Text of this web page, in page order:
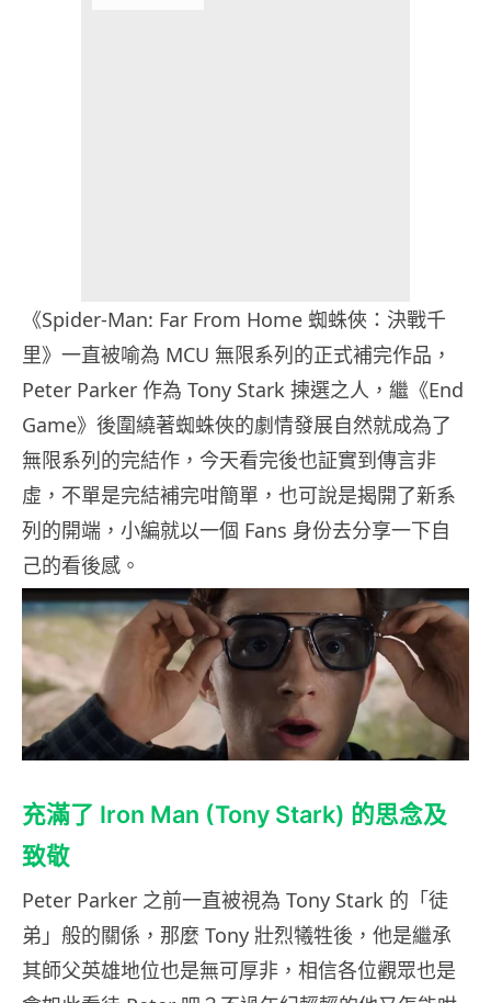
《Spider-Man: Far From Home 蜘蛛俠：決戰千
里》一直被喻為 MCU 無限系列的正式補完作品，
Peter Parker 作為 Tony Stark 揀選之人，繼《End
Game》後圍繞著蜘蛛俠的劇情發展自然就成為了
無限系列的完結作，今天看完後也証實到傳言非
虛，不單是完結補完咁簡單，也可說是揭開了新系
列的開端，小編就以一個 Fans 身份去分享一下自
己的看後感。
充滿了 Iron Man (Tony Stark) 的思念及
致敬
Peter Parker 之前一直被視為 Tony Stark 的「徒
弟」般的關係，那麼 Tony 壯烈犧牲後，他是繼承
其師父英雄地位也是無可厚非，相信各位觀眾也是